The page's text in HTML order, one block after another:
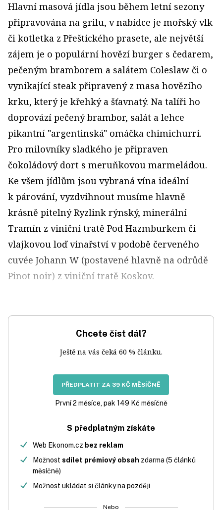
Hlavní masová jídla jsou během letní sezony
připravována na grilu, v nabídce je mořský vlk
či kotletka z Přeštického prasete, ale největší
zájem je o populární hovězí burger s čedarem,
pečeným bramborem a salátem Coleslaw či o
vynikající steak připravený z masa hovězího
krku, který je křehký a šťavnatý. Na talíři ho
doprovází pečený brambor, salát a lehce
pikantní "argentinská" omáčka chimichurri.
Pro milovníky sladkého je připraven
čokoládový dort s meruňkovou marmeládou.
Ke všem jídlům jsou vybraná vína ideální
k párování, vyzdvihnout musíme hlavně
krásně pitelný Ryzlink rýnský, minerální
Tramín z viniční tratě Pod Hazmburkem či
vlajkovou loď vinařství v podobě červeného
cuvée Johann W (postavené hlavně na odrůdě
Pinot noir) z viniční tratě Koskov.
Chcete číst dál?
Ještě na vás čeká 60 % článku.
PŘEDPLATIT ZA 39 KČ MĚSÍČNĚ
První 2 měsíce, pak 149 Kč měsíčně
S předplatným získáte
Web Ekonom.cz bez reklam
Možnost sdílet prémiový obsah zdarma (5 článků
měsíčně)
Možnost ukládat si články na později
Nebo